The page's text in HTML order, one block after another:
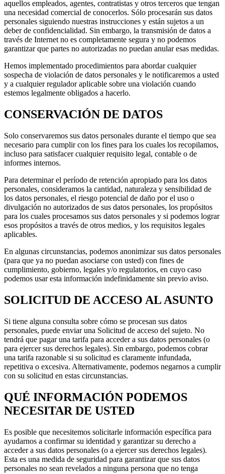
aquellos empleados, agentes, contratistas y otros terceros que tengan
una necesidad comercial de conocerlos. Sólo procesarán sus datos
personales siguiendo nuestras instrucciones y están sujetos a un
deber de confidencialidad. Sin embargo, la transmisión de datos a
través de Internet no es completamente segura y no podemos
garantizar que partes no autorizadas no puedan anular esas medidas.
Hemos implementado procedimientos para abordar cualquier
sospecha de violación de datos personales y le notificaremos a usted
y a cualquier regulador aplicable sobre una violación cuando
estemos legalmente obligados a hacerlo.
CONSERVACIÓN DE DATOS
Solo conservaremos sus datos personales durante el tiempo que sea
necesario para cumplir con los fines para los cuales los recopilamos,
incluso para satisfacer cualquier requisito legal, contable o de
informes internos.
Para determinar el período de retención apropiado para los datos
personales, consideramos la cantidad, naturaleza y sensibilidad de
los datos personales, el riesgo potencial de daño por el uso o
divulgación no autorizados de sus datos personales, los propósitos
para los cuales procesamos sus datos personales y si podemos lograr
esos propósitos a través de otros medios, y los requisitos legales
aplicables.
En algunas circunstancias, podemos anonimizar sus datos personales
(para que ya no puedan asociarse con usted) con fines de
cumplimiento, gobierno, legales y/o regulatorios, en cuyo caso
podemos usar esta información indefinidamente sin previo aviso.
SOLICITUD DE ACCESO AL ASUNTO
Si tiene alguna consulta sobre cómo se procesan sus datos
personales, puede enviar una Solicitud de acceso del sujeto. No
tendrá que pagar una tarifa para acceder a sus datos personales (o
para ejercer sus derechos legales). Sin embargo, podemos cobrar
una tarifa razonable si su solicitud es claramente infundada,
repetitiva o excesiva. Alternativamente, podemos negarnos a cumplir
con su solicitud en estas circunstancias.
QUÉ INFORMACIÓN PODEMOS
NECESITAR DE USTED
Es posible que necesitemos solicitarle información específica para
ayudarnos a confirmar su identidad y garantizar su derecho a
acceder a sus datos personales (o a ejercer sus derechos legales).
Esta es una medida de seguridad para garantizar que sus datos
personales no sean revelados a ninguna persona que no tenga